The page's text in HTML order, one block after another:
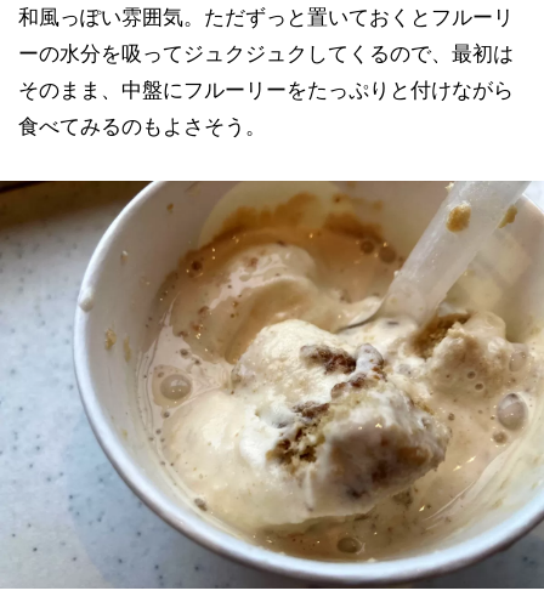
和風っぽい雰囲気。ただずっと置いておくとフルーリ
ーの水分を吸ってジュクジュクしてくるので、最初は
そのまま、中盤にフルーリーをたっぷりと付けながら
食べてみるのもよさそう。